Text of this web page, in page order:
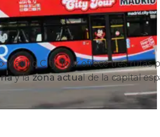
Madrid City Tourofrece tres rutas
y lazona actual de la capital